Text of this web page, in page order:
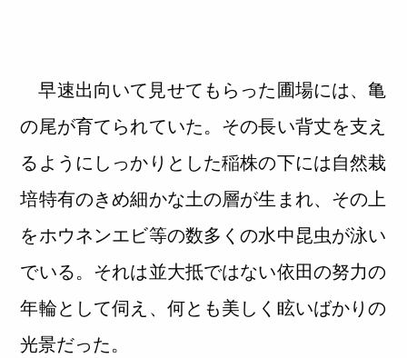
早速出向いて見せてもらった圃場には、亀
の尾が育てられていた。その長い背丈を支え
るようにしっかりとした稲株の下には自然栽
培特有のきめ細かな土の層が生まれ、その上
をホウネンエビ等の数多くの水中昆虫が泳い
でいる。それは並大抵ではない依田の努力の
年輪として伺え、何とも美しく眩いばかりの
光景だった。